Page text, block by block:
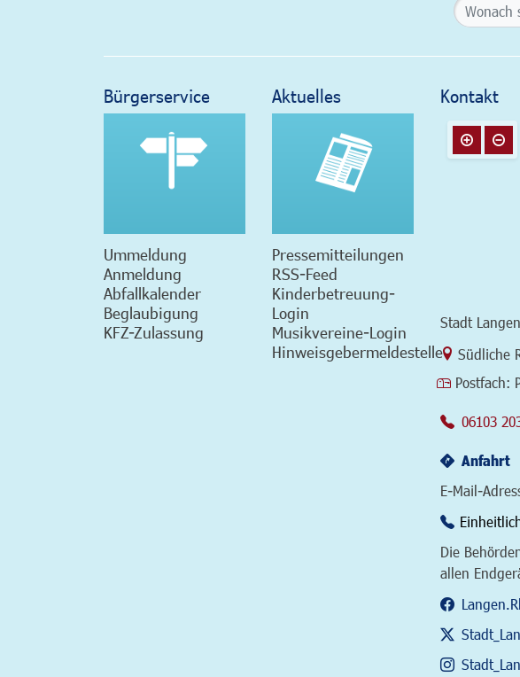
Bürgerservice
Ummeldung
Anmeldung
Abfallkalender
Beglaubigung
KFZ-Zulassung
Aktuelles
Pressemitteilungen
RSS-Feed
Kinderbetreuung-
Login
Musikvereine-Login
Hinweisgebermeldestelle
Kontakt
Stadt
Link zur
Südliche
Postfach:
06103
Anfahrt
E-Mail-
Die
allen